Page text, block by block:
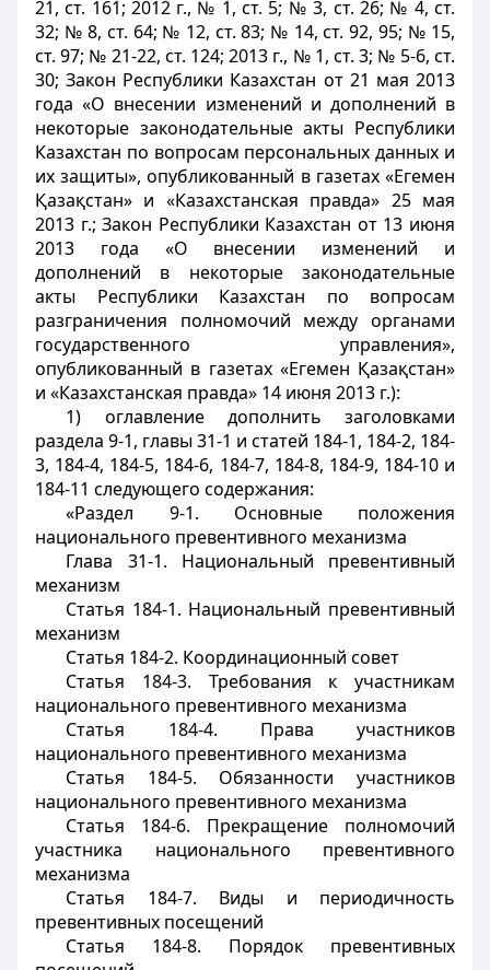
21, ст. 161; 2012 г., № 1, ст. 5; № 3, ст. 26; № 4, ст.
32; № 8, ст. 64; № 12, ст. 83; № 14, ст. 92, 95; № 15,
ст. 97; № 21-22, ст. 124; 2013 г., № 1, ст. 3; № 5-6, ст.
30; Закон Республики Казахстан от 21 мая 2013
года «О внесении изменений и дополнений в
некоторые законодательные акты Республики
Казахстан по вопросам персональных данных и
их защиты», опубликованный в газетах «Егемен
Қазақстан» и «Казахстанская правда» 25 мая
2013 г.; Закон Республики Казахстан от 13 июня
2013 года «О внесении изменений и
дополнений в некоторые законодательные
акты Республики Казахстан по вопросам
разграничения полномочий между органами
государственного управления»,
опубликованный в газетах «Егемен Қазақстан»
и «Казахстанская правда» 14 июня 2013 г.):
1) оглавление дополнить заголовками
раздела 9-1, главы 31-1 и статей 184-1, 184-2, 184-
3, 184-4, 184-5, 184-6, 184-7, 184-8, 184-9, 184-10 и
184-11 следующего содержания:
«Раздел 9-1. Основные положения
национального превентивного механизма
Глава 31-1. Национальный превентивный
механизм
Статья 184-1. Национальный превентивный
механизм
Статья 184-2. Координационный совет
Статья 184-3. Требования к участникам
национального превентивного механизма
Статья 184-4. Права участников
национального превентивного механизма
Статья 184-5. Обязанности участников
национального превентивного механизма
Статья 184-6. Прекращение полномочий
участника национального превентивного
механизма
Статья 184-7. Виды и периодичность
превентивных посещений
Статья 184-8. Порядок превентивных